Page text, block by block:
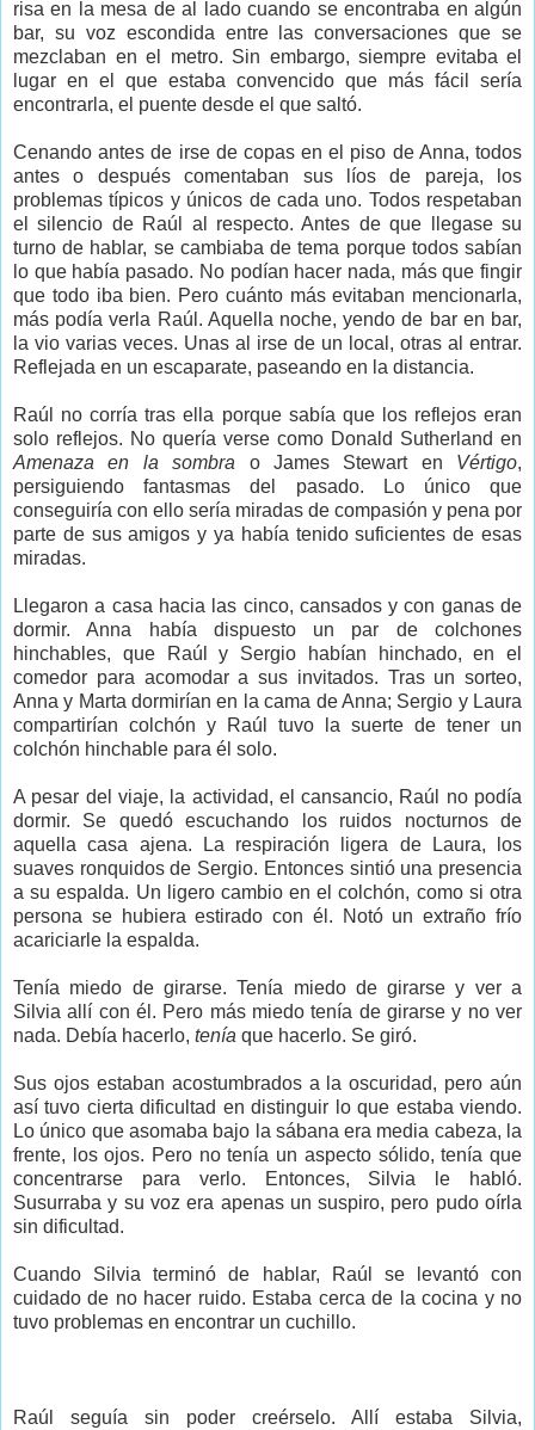
risa en la mesa de al lado cuando se encontraba en algún
bar, su voz escondida entre las conversaciones que se
mezclaban en el metro. Sin embargo, siempre evitaba el
lugar en el que estaba convencido que más fácil sería
encontrarla, el puente desde el que saltó.
Cenando antes de irse de copas en el piso de Anna, todos
antes o después comentaban sus líos de pareja, los
problemas típicos y únicos de cada uno. Todos respetaban
el silencio de Raúl al respecto. Antes de que llegase su
turno de hablar, se cambiaba de tema porque todos sabían
lo que había pasado. No podían hacer nada, más que fingir
que todo iba bien. Pero cuánto más evitaban mencionarla,
más podía verla Raúl. Aquella noche, yendo de bar en bar,
la vio varias veces. Unas al irse de un local, otras al entrar.
Reflejada en un escaparate, paseando en la distancia.
Raúl no corría tras ella porque sabía que los reflejos eran
solo reflejos. No quería verse como Donald Sutherland en
Amenaza en la sombra o James Stewart en Vértigo,
persiguiendo fantasmas del pasado. Lo único que
conseguiría con ello sería miradas de compasión y pena por
parte de sus amigos y ya había tenido suficientes de esas
miradas.
Llegaron a casa hacia las cinco, cansados y con ganas de
dormir. Anna había dispuesto un par de colchones
hinchables, que Raúl y Sergio habían hinchado, en el
comedor para acomodar a sus invitados. Tras un sorteo,
Anna y Marta dormirían en la cama de Anna; Sergio y Laura
compartirían colchón y Raúl tuvo la suerte de tener un
colchón hinchable para él solo.
A pesar del viaje, la actividad, el cansancio, Raúl no podía
dormir. Se quedó escuchando los ruidos nocturnos de
aquella casa ajena. La respiración ligera de Laura, los
suaves ronquidos de Sergio. Entonces sintió una presencia
a su espalda. Un ligero cambio en el colchón, como si otra
persona se hubiera estirado con él. Notó un extraño frío
acariciarle la espalda.
Tenía miedo de girarse. Tenía miedo de girarse y ver a
Silvia allí con él. Pero más miedo tenía de girarse y no ver
nada. Debía hacerlo, tenía que hacerlo. Se giró.
Sus ojos estaban acostumbrados a la oscuridad, pero aún
así tuvo cierta dificultad en distinguir lo que estaba viendo.
Lo único que asomaba bajo la sábana era media cabeza, la
frente, los ojos. Pero no tenía un aspecto sólido, tenía que
concentrarse para verlo. Entonces, Silvia le habló.
Susurraba y su voz era apenas un suspiro, pero pudo oírla
sin dificultad.
Cuando Silvia terminó de hablar, Raúl se levantó con
cuidado de no hacer ruido. Estaba cerca de la cocina y no
tuvo problemas en encontrar un cuchillo.
Raúl seguía sin poder creérselo. Allí estaba Silvia,